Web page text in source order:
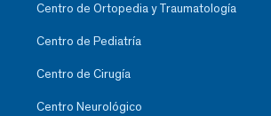
Centro de Ortopedia y Traumatología
Centro de Pediatría
Centro de Cirugía
Centro Neurológico